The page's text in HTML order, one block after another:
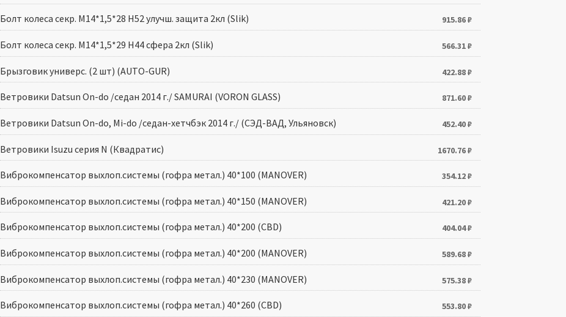
Болт колеса секр. M14*1,5*28 H52 улучш. защита 2кл (Slik) 915.86₽
Болт колеса секр. M14*1,5*29 H44 сфера 2кл (Slik) 566.31₽
Брызговик универс. (2 шт) (AUTO-GUR) 422.88₽
Ветровики Datsun Оn-do /седан 2014 г./ SAMURAI (VORON GLASS) 871.60₽
Ветровики Datsun Оn-do, Mi-do /седан-хетчбэк 2014 г./ (СЭД-ВАД, Ульяновск) 452.40₽
Ветровики Isuzu серия N (Квадратис) 1670.76₽
Виброкомпенсатор выхлоп.системы (гофра метал.) 40*100 (MANOVER) 354.12₽
Виброкомпенсатор выхлоп.системы (гофра метал.) 40*150 (MANOVER) 421.20₽
Виброкомпенсатор выхлоп.системы (гофра метал.) 40*200 (CBD) 404.04₽
Виброкомпенсатор выхлоп.системы (гофра метал.) 40*200 (MANOVER) 589.68₽
Виброкомпенсатор выхлоп.системы (гофра метал.) 40*230 (MANOVER) 575.38₽
Виброкомпенсатор выхлоп.системы (гофра метал.) 40*260 (CBD) 553.80₽